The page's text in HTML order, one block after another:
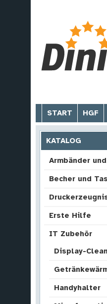
START HGF
KATALOG
Armbänder
Becher und
Erste Hilfe
IT Zubehör
Display-
Handyhalter